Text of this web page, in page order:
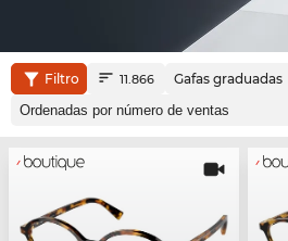
Filtro 11.866 Gafas graduadas